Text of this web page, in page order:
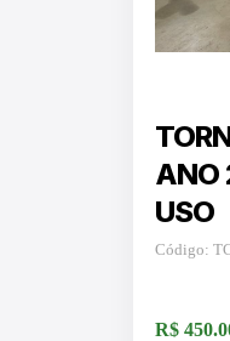
ANO
USO
Código:
R$